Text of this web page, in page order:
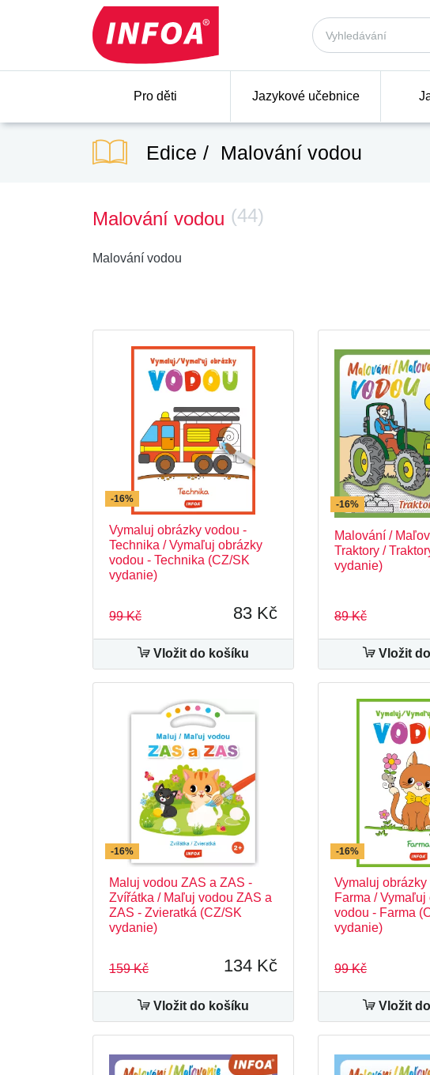
Pro děti Jazykové učebnice
Edice Malování vodou
Malování vodou (44)
Malování vodou
-16%
Vymaluj obrázky vodou -
Technika / Vymaľuj obrázky
vodou - Technika (CZ/SK
vydanie)
99 Kč 83 Kč
Vložit do košíku
-16%
Malování /
Traktory /
vydanie)
89 Kč
Vložit
-16%
Maluj vodou ZAS a ZAS -
Zvířátka / Maľuj vodou ZAS a
ZAS - Zvieratká (CZ/SK
vydanie)
159 Kč 134 Kč
Vložit do košíku
-16%
Vymaluj obrázky
Farma / Vymaľuj
vodou - Farma
vydanie)
99 Kč
Vložit